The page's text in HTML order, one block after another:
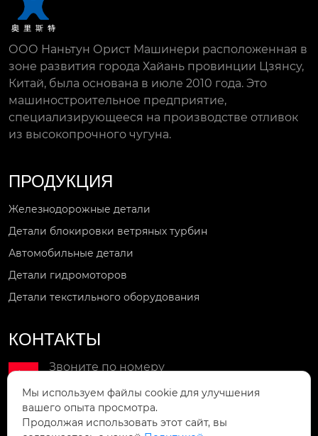
ООО Наньтун Орист Машинери расположенная в
зоне развития города Хайань провинции Цзянсу,
Китай, была основана в июле 2010 года. Это
машиностроительное предприятие,
специализирующееся на производстве отливок
из высокопрочного чугуна.
ПРОДУКЦИЯ
Железнодорожные детали
Детали блокировки ветряных турбин
Автомобильные детали
Детали гидромоторов
Детали текстильного оборудования
КОНТАКТЫ

Звоните по номеру

Мы в сети
wxljsnt@163.com
Мы используем файлы cookie для улучшения
вашего опыта просмотра.
Продолжая использовать этот сайт, вы